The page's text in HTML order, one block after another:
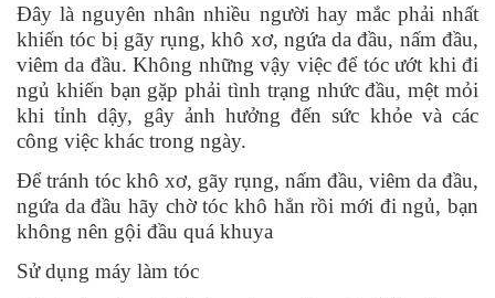
Đây là nguyên nhân nhiều người hay mắc phải nhất
khiến tóc bị gãy rụng, khô xơ, ngứa da đầu, nấm đầu,
viêm da đầu. Không những vậy việc để tóc ướt khi đi
ngủ khiến bạn gặp phải tình trạng nhức đầu, mệt mỏi
khi tỉnh dậy, gây ảnh hưởng đến sức khỏe và các
công việc khác trong ngày.
Để tránh tóc khô xơ, gãy rụng, nấm đầu, viêm da đầu,
ngứa da đầu hãy chờ tóc khô hẳn rồi mới đi ngủ, bạn
không nên gội đầu quá khuya
Sử dụng máy làm tóc